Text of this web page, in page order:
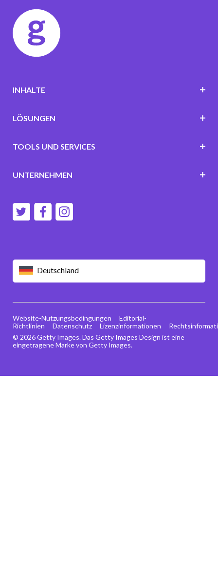
Deutschland
INHALTE
LÖSUNGEN
TOOLS UND SERVICES
UNTERNEHMEN
© 2026 Getty Images. Das Getty Images Design ist eine
eingetragene Marke von Getty Images.
Website-Nutzungsbedingungen
Editorial-
Richtlinien
Datenschutz Lizenzinformationen